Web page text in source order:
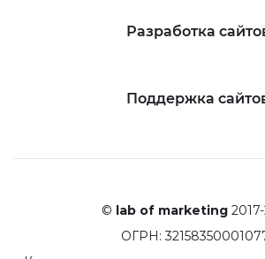
Разработка
Поддержка
© lab of marketing
ОГРН: